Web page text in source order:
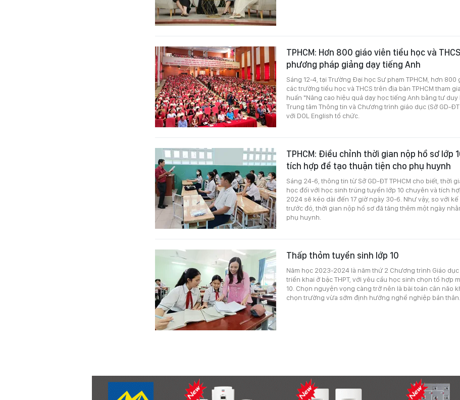
TPHCM: Hơn 800 giáo viên tiểu học và
phương pháp giảng dạy tiếng Anh
Sáng 12-4, tại Trường Đại học Sư phạm TPHCM, hơn 800
các trường tiểu học và THCS trên địa bàn TPHCM tham
huấn "Nâng cao hiệu quả dạy học tiếng Anh bằng tư
Trung tâm Thông tin và Chương trình giáo dục (Sở GD-ĐT
với DOL English tổ chức.
TPHCM: Điều chỉnh thời gian nộp hồ sơ lớp
tích hợp để tạo thuận tiện cho phụ huynh
Sáng 24-6, thông tin từ Sở GD-ĐT TPHCM cho biết, thời
học đối với học sinh trúng tuyển lớp 10 chuyên và tích
2024 sẽ kéo dài đến 17 giờ ngày 30-6. Như vậy, so với
trước đó, thời gian nộp hồ sơ đã tăng thêm một ngày
phụ huynh.
Thấp thỏm tuyển sinh lớp 10
Năm học 2023-2024 là năm thứ 2 Chương trình Giáo
triển khai ở bậc THPT, với yêu cầu học sinh chọn tổ hợp
10. Chọn nguyện vọng càng trở nên là bài toán cân não
chọn trường vừa sớm định hướng nghề nghiệp bản thân.